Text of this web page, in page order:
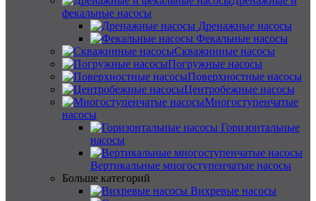
фекальные насосы
Дренажные насосы
Фекальные насосы
Скважинные насосы
Погружные насосы
Поверхностные насосы
Центробежные насосы
Многоступенчатые
насосы
Горизонтальные
насосы
Вертикальные многоступенчатые насосы
Больше категорий
Вихревые насосы